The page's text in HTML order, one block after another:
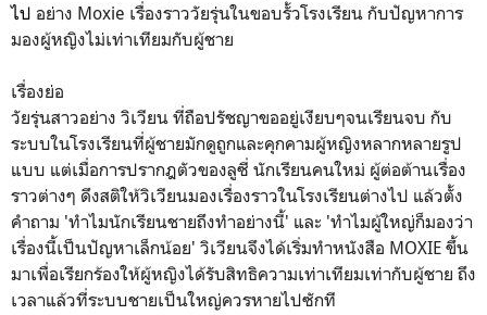
ไป อย่าง Moxie เรื่องราววัยรุ่นในขอบรั้วโรงเรียน กับปัญหาการ
มองผู้หญิงไม่เท่าเทียมกับผู้ชาย
เรื่องย่อ
วัยรุ่นสาวอย่าง วิเวียน ที่ถือปรัชญาขออยู่เงียบๆจนเรียนจบ กับ
ระบบในโรงเรียนที่ผู้ชายมักดูถูกและคุกคามผู้หญิงหลากหลายรูป
แบบ แต่เมื่อการปรากฎตัวของลูซี่ นักเรียนคนใหม่ ผู้ต่อต้านเรื่อง
ราวต่างๆ ดึงสติให้วิเวียนมองเรื่องราวในโรงเรียนต่างไป แล้วตั้ง
คำถาม 'ทำไมนักเรียนชายถึงทำอย่างนี้' และ 'ทำไมผู้ใหญ่ก็มองว่า
เรื่องนี้เป็นปัญหาเล็กน้อย' วิเวียนจึงได้เริ่มทำหนังสือ MOXIE ขึ้น
มาเพื่อเรียกร้องให้ผู้หญิงได้รับสิทธิความเท่าเทียมเท่ากับผู้ชาย ถึง
เวลาแล้วที่ระบบชายเป็นใหญ่ควรหายไปซักที